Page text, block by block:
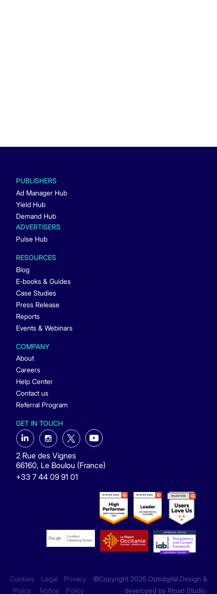
PUBLISHERS
Ad Manager Hub
Yield Hub
Demand Hub
ADVERTISERS
Pulse Hub
RESOURCES
Blog
E-books & Guides
Case Studies
Press Release
Reports
Events & Webinars
COMPANY
About
Careers
Help Center
Contact us
Referral Program
GET IN TOUCH
2 Rue des Vignes
66160, Le Boulou (France)
+33 7 44 09 91 01
Cookies
Policy
Legal
Notice
Privacy
Policy
©Copyright 2026 Optidigital.Design &
developed by Rload Studio.